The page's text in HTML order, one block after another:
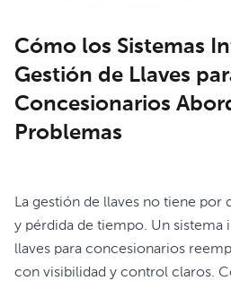
Cómo los Sistemas
Gestión de Llaves
Concesionarios
Problemas
La gestión de llaves no tiene por
y pérdida de tiempo. Un sistema
llaves para concesionarios
con visibilidad y control claros.